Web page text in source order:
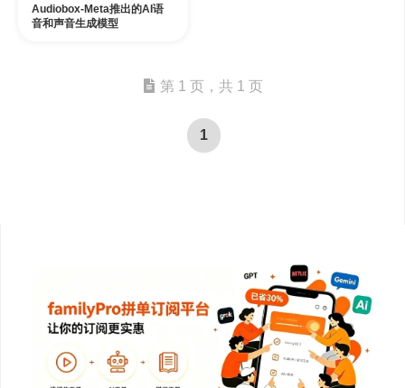
Audiobox-Meta推出的AI语
音和声音生成模型
第 1 页，共 1 页
1